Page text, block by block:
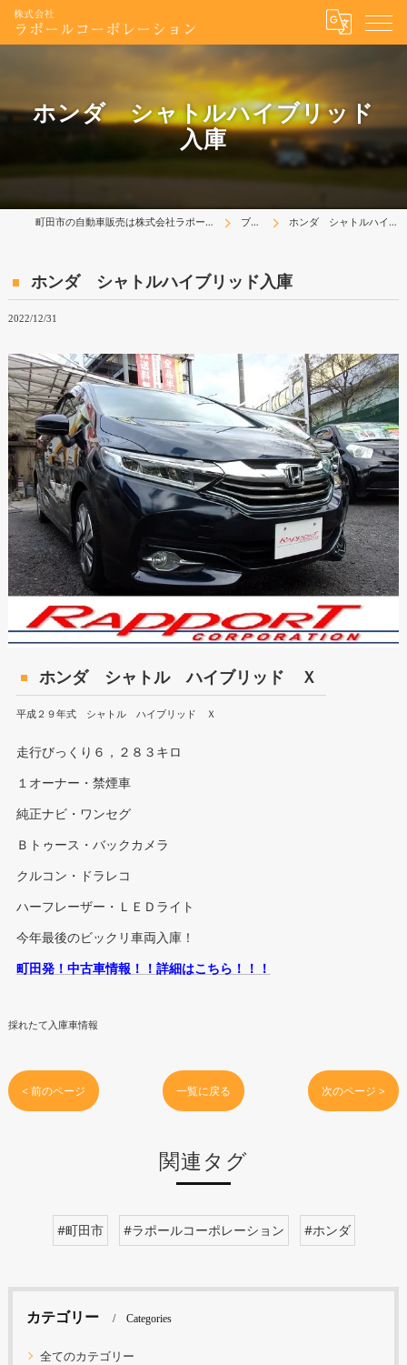
ホンダ シャトルハイブリッド
入庫
町田市の自動車販売は株式会社ラポールコーポレーション ブログ ホンダ シャトルハイブリッド入庫
ホンダ シャトルハイブリッド入庫
2022/12/31
ホンダ シャトル ハイブリッド Ｘ
平成２９年式 シャトル ハイブリッド Ｘ
走行びっくり６，２８３キロ
１オーナー・禁煙車
純正ナビ・ワンセグ
Ｂトゥース・バックカメラ
クルコン・ドラレコ
ハーフレーザー・ＬＥＤライト
今年最後のビックリ車両入庫！
町田発！中古車情報！！詳細はこちら！！！
採れたて入庫車情報
< 前のページ 一覧に戻る 次のページ >
関連タグ
#町田市 #ラポールコーポレーション #ホンダ
カテゴリー Categories
全てのカテゴリー